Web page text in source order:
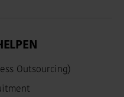
Outsourcing)